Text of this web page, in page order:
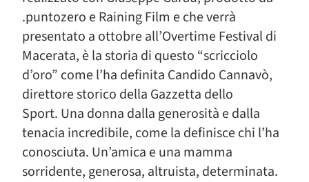
.puntozero e Raining Film e che verrà
presentato a ottobre all’Overtime Festival di
Macerata, è la storia di questo “scricciolo
d’oro” come l’ha definita Candido Cannavò,
direttore storico della Gazzetta dello
Sport. Una donna dalla generosità e dalla
tenacia incredibile, come la definisce chi l’ha
conosciuta. Un’amica e una mamma
sorridente, generosa, altruista, determinata.